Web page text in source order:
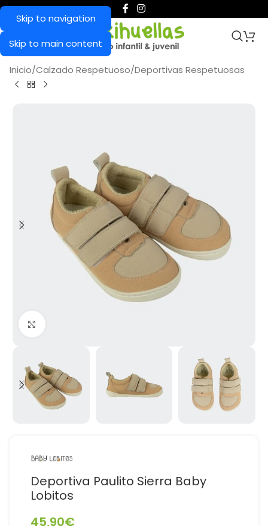
Skip to navigation
Skip to main content
Inicio/Calzado Respetuoso/Deportivas Respetuosas
Haga Click para agrandar
Deportiva Paulito Sierra Baby
Lobitos
45,90€